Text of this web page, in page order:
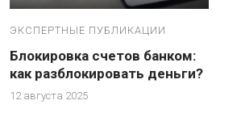
ЭКСПЕРТНЫЕ ПУБЛИКАЦИИ
Блокировка счетов банком:
как разблокировать деньги?
12 августа 2025